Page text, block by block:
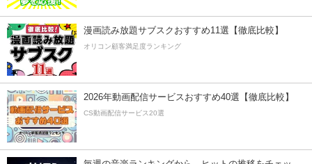
漫画読み放題サブスクおすすめ11選【徹底比較】
オリコン顧客満足度ランキング
2026年動画配信サービスおすすめ40選【徹底比較】
CS動画配信サービス20選